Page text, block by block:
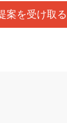
案を受け取る